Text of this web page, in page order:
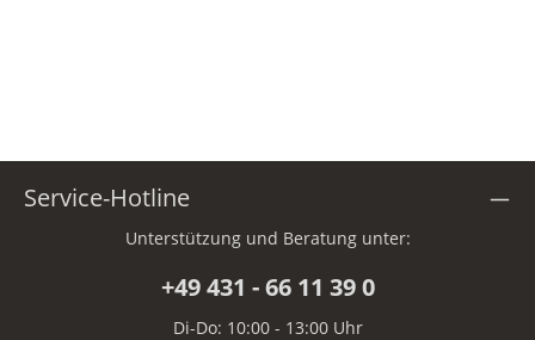
Service-Hotline
Unterstützung und Beratung unter:
+49 431 - 66 11 39 0
Di-Do: 10:00 - 13:00 Uhr